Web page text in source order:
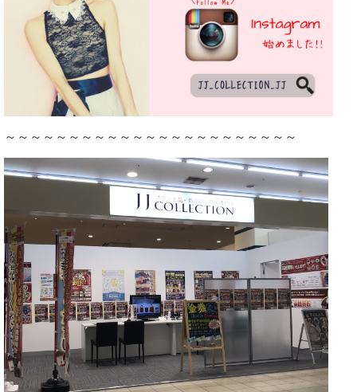
～～～～～～～～～～～～～～～～～～～～～～～